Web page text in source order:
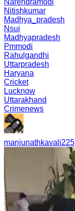
Narendramodi
Nitishkumar
Madhya_pradesh
Nsui
Madhyapradesh
Pmmodi
Rahulgandhi
Uttarpradesh
Haryana
Cricket
Lucknow
Uttarakhand
Crimenews
manjunathkavali225